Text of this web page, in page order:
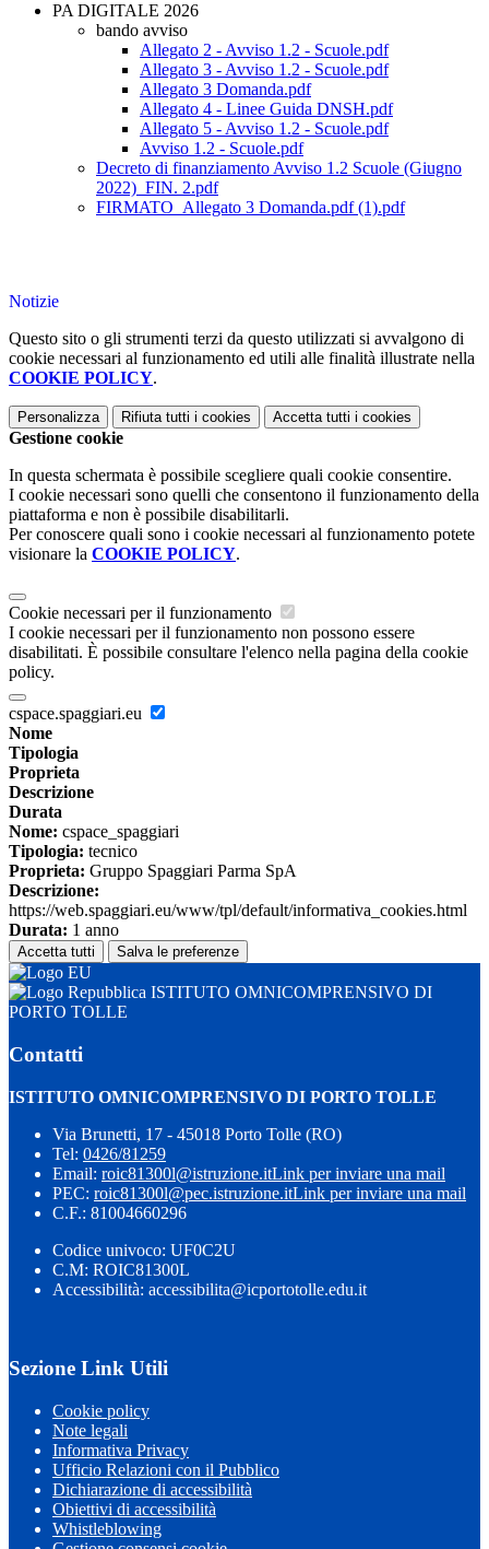
PA DIGITALE 2026
bando avviso
Allegato 2 - Avviso 1.2 - Scuole.pdf
Allegato 3 - Avviso 1.2 - Scuole.pdf
Allegato 3 Domanda.pdf
Allegato 4 - Linee Guida DNSH.pdf
Allegato 5 - Avviso 1.2 - Scuole.pdf
Avviso 1.2 - Scuole.pdf
Decreto di finanziamento Avviso 1.2 Scuole (Giugno
2022)_FIN. 2.pdf
FIRMATO_Allegato 3 Domanda.pdf (1).pdf
Notizie
Questo sito o gli strumenti terzi da questo utilizzati si avvalgono di
cookie necessari al funzionamento ed utili alle finalità illustrate nella
COOKIE POLICY.
Personalizza Rifiuta tutti i cookies Accetta tutti i cookies
Gestione cookie
In questa schermata è possibile scegliere quali cookie consentire.
I cookie necessari sono quelli che consentono il funzionamento della
piattaforma e non è possibile disabilitarli.
Per conoscere quali sono i cookie necessari al funzionamento potete
visionare la COOKIE POLICY.
Cookie necessari per il funzionamento
I cookie necessari per il funzionamento non possono essere
disabilitati. È possibile consultare l'elenco nella pagina della cookie
policy.
cspace.spaggiari.eu
Nome
Tipologia
Proprieta
Descrizione
Durata
Nome: cspace_spaggiari
Tipologia: tecnico
Proprieta: Gruppo Spaggiari Parma SpA
Descrizione:
https://web.spaggiari.eu/www/tpl/default/informativa_cookies.html
Durata: 1 anno
Accetta tutti Salva le preferenze
ISTITUTO OMNICOMPRENSIVO DI
PORTO TOLLE
Contatti
ISTITUTO OMNICOMPRENSIVO DI PORTO TOLLE
Via Brunetti, 17 - 45018 Porto Tolle (RO)
Tel: 0426/81259
Email: roic81300l@istruzione.itLink per inviare una mail
PEC: roic81300l@pec.istruzione.itLink per inviare una mail
C.F.: 81004660296
Codice univoco: UF0C2U
C.M: ROIC81300L
Accessibilità: accessibilita@icportotolle.edu.it
Sezione Link Utili
Cookie policy
Note legali
Informativa Privacy
Ufficio Relazioni con il Pubblico
Dichiarazione di accessibilità
Obiettivi di accessibilità
Whistleblowing